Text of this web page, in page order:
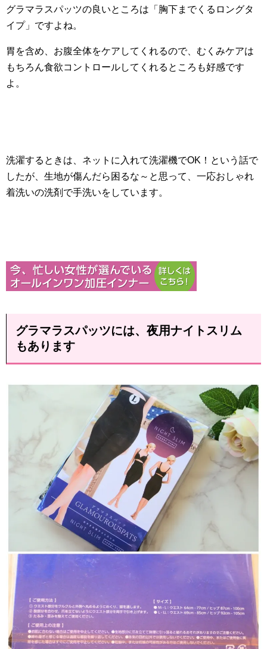
グラマラスパッツの良いところは「胸下までくるロングタ
イプ」ですよね。
胃を含め、お腹全体をケアしてくれるので、むくみケアは
もちろん食欲コントロールしてくれるところも好感です
よ。
洗濯するときは、ネットに入れて洗濯機でOK！という話で
したが、生地が傷んだら困るな～と思って、一応おしゃれ
着洗いの洗剤で手洗いをしています。
グラマラスパッツには、夜用ナイトスリム
もあります